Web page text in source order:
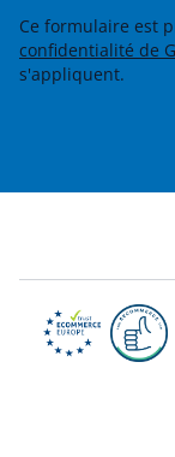
Ce formulaire est
confidentialité de
s'appliquent.